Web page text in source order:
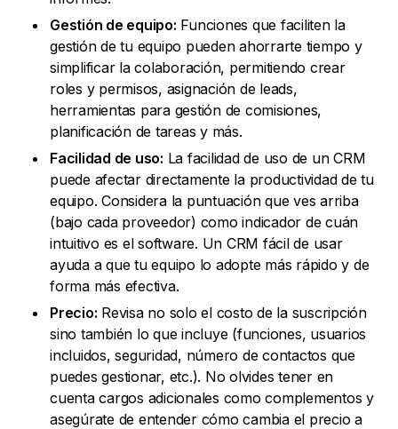
Gestión de equipo: Funciones que faciliten la
gestión de tu equipo pueden ahorrarte tiempo y
simplificar la colaboración, permitiendo crear
roles y permisos, asignación de leads,
herramientas para gestión de comisiones,
planificación de tareas y más.
Facilidad de uso: La facilidad de uso de un CRM
puede afectar directamente la productividad de tu
equipo. Considera la puntuación que ves arriba
(bajo cada proveedor) como indicador de cuán
intuitivo es el software. Un CRM fácil de usar
ayuda a que tu equipo lo adopte más rápido y de
forma más efectiva.
Precio: Revisa no solo el costo de la suscripción
sino también lo que incluye (funciones, usuarios
incluidos, seguridad, número de contactos que
puedes gestionar, etc.). No olvides tener en
cuenta cargos adicionales como complementos y
asegúrate de entender cómo cambia el precio a